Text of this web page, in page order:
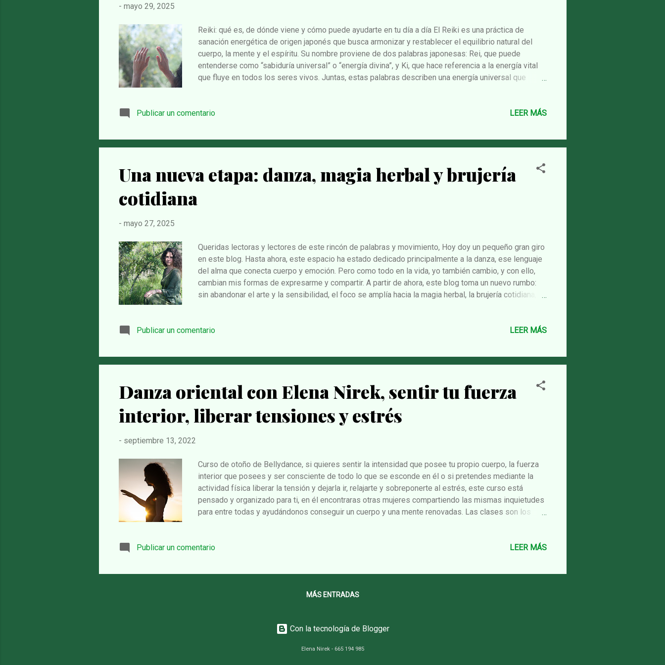
- mayo 29, 2025
Reiki: qué es, de dónde viene y cómo puede ayudarte en tu día a día El Reiki es una práctica de
sanación energética de origen japonés que busca armonizar y restablecer el equilibrio natural del
cuerpo, la mente y el espíritu. Su nombre proviene de dos palabras japonesas: Rei, que puede
entenderse como “sabiduría universal” o “energía divina”, y Ki, que hace referencia a la energía vital
que fluye en todos los seres vivos. Juntas, estas palabras describen una energía universal que
meditación y una serie de principios éticos y espirituales.Desde entonces, el Reiki se ha expandido
practicante...
Publicar un comentario LEER MÁS
Una nueva etapa: danza, magia herbal y brujería
cotidiana
- mayo 27, 2025
Queridas lectoras y lectores de este rincón de palabras y movimiento, Hoy doy un pequeño gran giro
en este blog. Hasta ahora, este espacio ha estado dedicado principalmente a la danza, ese lenguaje
del alma que conecta cuerpo y emoción. Pero como todo en la vida, yo también cambio, y con ello,
cambian mis formas de expresarme y compartir. A partir de ahora, este blog toma un nuevo rumbo:
sin abandonar el arte y la sensibilidad, el foco se amplía hacia la magia herbal, la brujería cotidiana,
a los rituales que nos acompañan desde hace siglos, y a esa brujita que muchas llevamos dentro sin
Publicar un comentario LEER MÁS
Danza oriental con Elena Nirek, sentir tu fuerza
interior, liberar tensiones y estrés
- septiembre 13, 2022
Curso de otoño de Bellydance, si quieres sentir la intensidad que posee tu propio cuerpo, la fuerza
interior que posees y ser consciente de todo lo que se esconde en él o si pretendes mediante la
actividad física liberar la tensión y dejarla ir, relajarte y sobreponerte al estrés, este curso está
pensado y organizado para ti, en él encontraras otras mujeres compartiendo las mismas inquietudes
para entre todas y ayudándonos conseguir un cuerpo y una mente renovadas. Las clases son los
RUQUERIA QUERUBÍ DIRECCION: C/ PERLA, 11 - Barcelona (cerca de los cines Verdi) Mapa .
Publicar un comentario LEER MÁS
MÁS ENTRADAS
Con la tecnología de Blogger
Elena Nirek - 665 194 985